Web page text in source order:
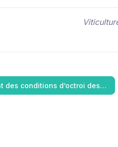
des conditions d’octroi des…